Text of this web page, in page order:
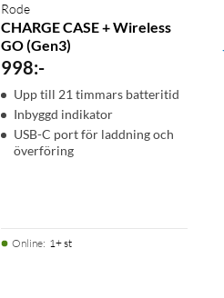
Rode
CHARGE CASE + Wireless
GO (Gen3)
998:-
Upp till 21 timmars batteritid
Inbyggd indikator
USB-C port för laddning och
överföring
Online: 1+ st